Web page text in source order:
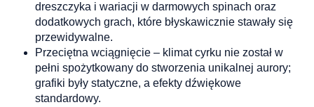
dreszczyka i wariacji w darmowych spinach oraz
dodatkowych grach, które błyskawicznie stawały się
przewidywalne.
Przeciętna wciągnięcie – klimat cyrku nie został w
pełni spożytkowany do stworzenia unikalnej aurory;
grafiki były statyczne, a efekty dźwiękowe
standardowy.